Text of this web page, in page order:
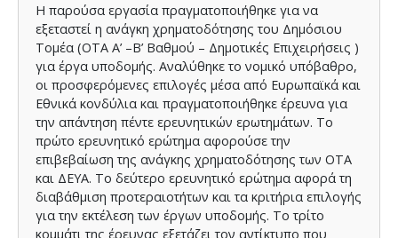
Η παρούσα εργασία πραγματοποιήθηκε για να
εξεταστεί η ανάγκη χρηματοδότησης του Δημόσιου
Τομέα (ΟΤΑ Α’ –Β’ Βαθμού – Δημοτικές Επιχειρήσεις )
για έργα υποδομής. Αναλύθηκε το νομικό υπόβαθρο,
οι προσφερόμενες επιλογές μέσα από Ευρωπαϊκά και
Εθνικά κονδύλια και πραγματοποιήθηκε έρευνα για
την απάντηση πέντε ερευνητικών ερωτημάτων. Το
πρώτο ερευνητικό ερώτημα αφορούσε την
επιβεβαίωση της ανάγκης χρηματοδότησης των ΟΤΑ
και ΔΕΥΑ. Το δεύτερο ερευνητικό ερώτημα αφορά τη
διαβάθμιση προτεραιοτήτων και τα κριτήρια επιλογής
για την εκτέλεση των έργων υποδομής. Το τρίτο
κομμάτι της έρευνας εξετάζει τον αντίκτυπο που